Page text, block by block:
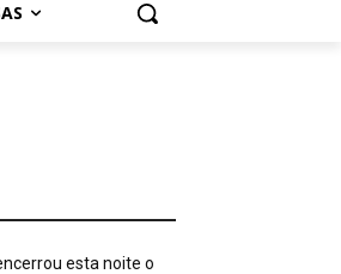
esta noite o